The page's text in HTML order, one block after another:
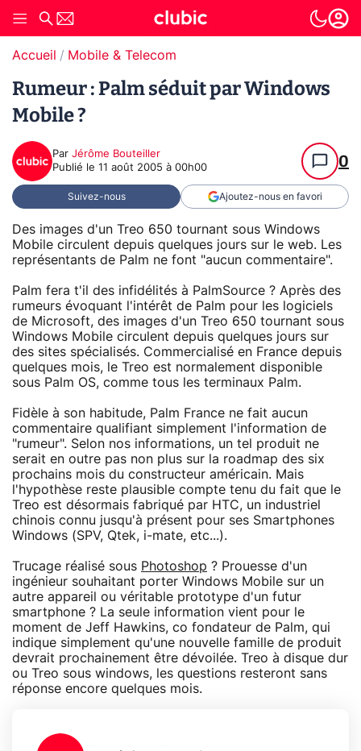
Accueil Mobile & Telecom
Rumeur : Palm séduit par Windows
Mobile ?
Par Jérôme Bouteiller
Publié le 11 août 2005 à 00h00 0
Suivez-nous Ajoutez-nous en favori
Des images d'un Treo 650 tournant sous Windows
Mobile circulent depuis quelques jours sur le web. Les
représentants de Palm ne font "aucun commentaire".
Palm fera t'il des infidélités à PalmSource ? Après des
rumeurs évoquant l'intérêt de Palm pour les logiciels
de Microsoft, des images d'un Treo 650 tournant sous
Windows Mobile circulent depuis quelques jours sur
des sites spécialisés. Commercialisé en France depuis
quelques mois, le Treo est normalement disponible
sous Palm OS, comme tous les terminaux Palm.
Fidèle à son habitude, Palm France ne fait aucun
commentaire qualifiant simplement l'information de
"rumeur". Selon nos informations, un tel produit ne
serait en outre pas non plus sur la roadmap des six
prochains mois du constructeur américain. Mais
l'hypothèse reste plausible compte tenu du fait que le
Treo est désormais fabriqué par HTC, un industriel
chinois connu jusqu'à présent pour ses Smartphones
Windows (SPV, Qtek, i-mate, etc...).
Trucage réalisé sous Photoshop ? Prouesse d'un
ingénieur souhaitant porter Windows Mobile sur un
autre appareil ou véritable prototype d'un futur
smartphone ? La seule information vient pour le
moment de Jeff Hawkins, co fondateur de Palm, qui
indique simplement qu'une nouvelle famille de produit
devrait prochainement être dévoilée. Treo à disque dur
ou Treo sous windows, les questions resteront sans
réponse encore quelques mois.